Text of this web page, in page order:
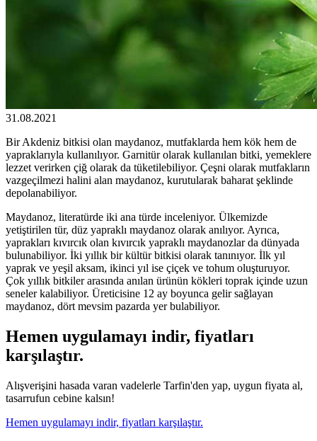
31.08.2021
Bir Akdeniz bitkisi olan maydanoz, mutfaklarda hem kök hem de
yapraklarıyla kullanılıyor. Garnitür olarak kullanılan bitki, yemeklere
lezzet verirken çiğ olarak da tüketilebiliyor. Çeşni olarak mutfakların
vazgeçilmezi halini alan maydanoz, kurutularak baharat şeklinde
depolanabiliyor.
Maydanoz, literatürde iki ana türde inceleniyor. Ülkemizde
yetiştirilen tür, düz yapraklı maydanoz olarak anılıyor. Ayrıca,
yaprakları kıvırcık olan kıvırcık yapraklı maydanozlar da dünyada
bulunabiliyor. İki yıllık bir kültür bitkisi olarak tanınıyor. İlk yıl
yaprak ve yeşil aksam, ikinci yıl ise çiçek ve tohum oluşturuyor.
Çok yıllık bitkiler arasında anılan ürünün kökleri toprak içinde uzun
seneler kalabiliyor. Üreticisine 12 ay boyunca gelir sağlayan
maydanoz, dört mevsim pazarda yer bulabiliyor.
Hemen uygulamayı indir, fiyatları
karşılaştır.
Alışverişini hasada varan vadelerle Tarfin'den yap, uygun fiyata al,
tasarrufun cebine kalsın!
Hemen uygulamayı indir, fiyatları karşılaştır.